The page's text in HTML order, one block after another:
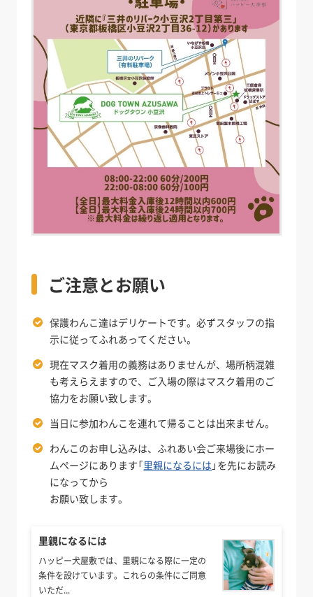
ご注意とお願い
保護わんこ達はデリケートです。必ずスタッフの指
示に従ってふれあってください。
現在マスク着用の義務はありませんが、場所柄混雑
も考えらえますので、ご入場の際はマスク着用のご
協力をお願い致します。
当日に参加わんこを連れて帰ることは出来ません。
わんこのお申し込みは、ふれあい会ご来場後にホー
ムページにあります「里親になるには 」を先にお読み
になってから
お願い致します。
里親になるには
ハッピー犬屋敷では、里親になる際に一定の
条件を設けています。これらの条件にご同意
いただ...